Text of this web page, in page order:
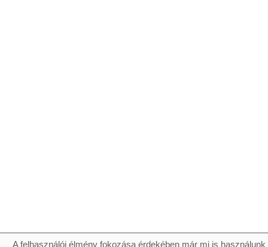
A felhasználói élmény fokozása érdekében már mi is